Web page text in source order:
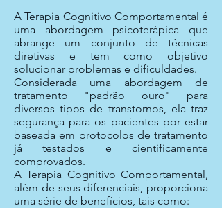
A Terapia Cognitivo Comportamental é
uma abordagem psicoterápica que
abrange um conjunto de técnicas
diretivas e tem como objetivo
solucionar problemas e dificuldades.
Considerada uma abordagem de
tratamento "padrão ouro" para
diversos tipos de transtornos, ela traz
segurança para os pacientes por estar
baseada em protocolos de tratamento
já testados e cientificamente
comprovados.
A Terapia Cognitivo Comportamental,
além de seus diferenciais, proporciona
uma série de benefícios, tais como: